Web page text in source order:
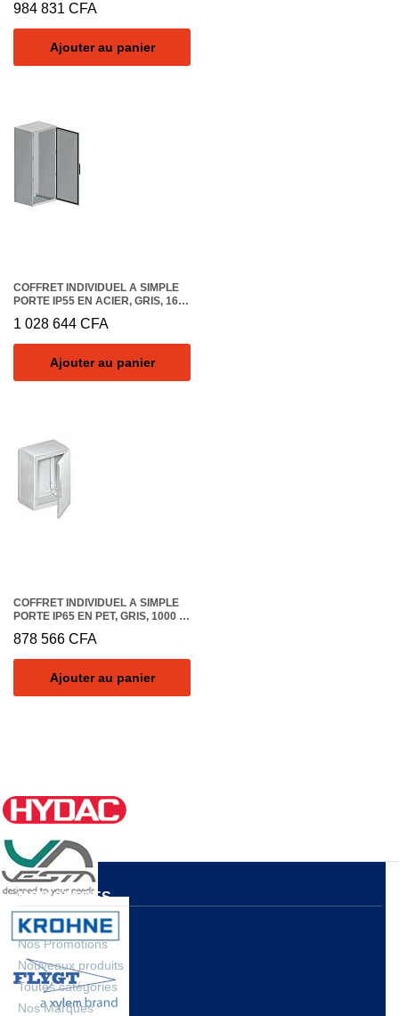
984 831 CFA
Ajouter au panier
COFFRET INDIVIDUEL A SIMPLE
PORTE IP55 EN ACIER, GRIS, 1600
1 028 644 CFA
Ajouter au panier
COFFRET INDIVIDUEL A SIMPLE
PORTE IP65 EN PET, GRIS, 1000 X
878 566 CFA
Ajouter au panier
NOS OFFRES
Nos Promotions
Nouveaux produits
Toutes catégories
Nos Marques